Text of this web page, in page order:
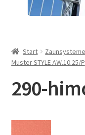
Start Zaunsysteme
Muster STYLE AW.10.25/P
290-